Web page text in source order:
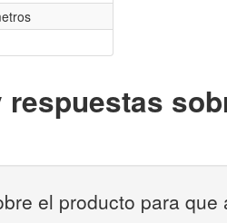
respuestas
el producto para que